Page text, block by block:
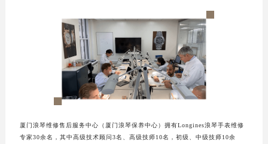
厦门浪琴维修售后服务中心（厦门浪琴保养中心）拥有Longines浪琴手表维修
专家30余名，其中高级技术顾问3名、高级技师10名，初级、中级技师10余